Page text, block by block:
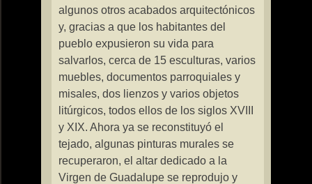
algunos otros acabados arquitectónicos
y, gracias a que los habitantes del
pueblo expusieron su vida para
salvarlos, cerca de 15 esculturas, varios
muebles, documentos parroquiales y
misales, dos lienzos y varios objetos
litúrgicos, todos ellos de los siglos XVIII
y XIX. Ahora ya se reconstituyó el
tejado, algunas pinturas murales se
recuperaron, el altar dedicado a la
Virgen de Guadalupe se reprodujo y